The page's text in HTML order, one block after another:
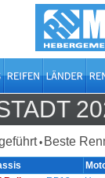
• Beste